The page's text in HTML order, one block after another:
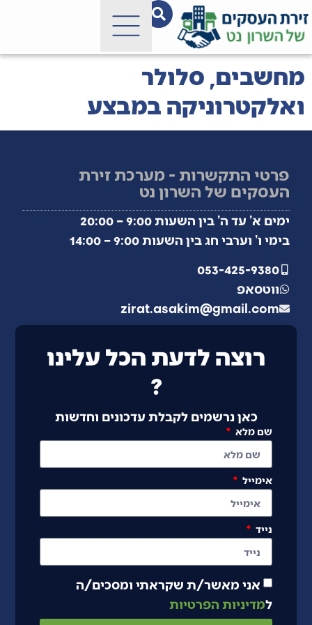
לתוכן
מחשבים, סלולר
ואלקטרוניקה במבצע
פרטי התקשרות - מערכת זירת
העסקים של השרון נט
ימים א’ עד ה’ בין השעות 9:00 – 20:00
בימי ו’ וערבי חג בין השעות 9:00 – 14:00
053-425-9380
ווטסאפ
zirat.asakim@gmail.com
רוצה לדעת הכל עלינו
?
כאן נרשמים לקבלת עדכונים וחדשות
שם מלא
אימייל
נייד
אני מאשר/ת שקראתי ומסכים/ה
למדיניות הפרטיות